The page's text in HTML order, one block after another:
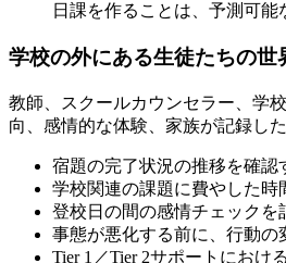
日課を作ることは、予測可
学校の外にある生徒たちの世
教師、スクールカウンセラー、学
向、感情的な体験、家族が記録し
宿題の完了状況の推移を確認
学校関連の課題に費やした時
登校日の間の感情チェックを
事態が悪化する前に、行動の
Tier 1／Tier 2サポートにおけ